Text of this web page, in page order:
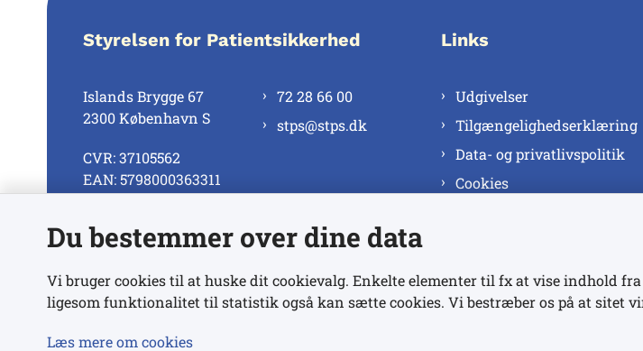
Styrelsen for Patientsikkerhed
Islands Brygge 67
2300 København S
CVR: 37105562
EAN: 5798000363311
72 28 66 00
stps@stps.dk
Se alle kontaktnumre
Links
Udgivelser
Tilgængelighedserklæring
Data- og privatlivspolitik
Cookies
Du bestemmer over dine data
Vi bruger cookies til at huske dit cookievalg. Enkelte elementer til fx at vise indhold
ligesom funktionalitet til statistik også kan sætte cookies. Vi bestræber os på at sitet
Læs mere om cookies